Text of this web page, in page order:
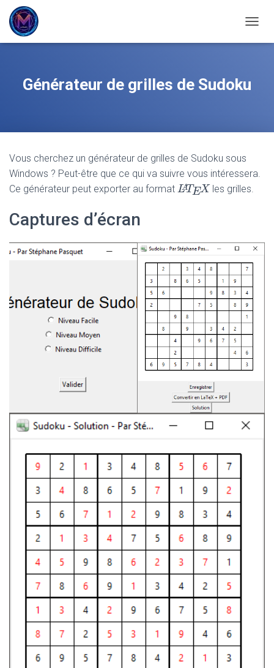
Générateur de grilles de Sudoku
Vous cherchez un générateur de grilles de Sudoku sous
Windows ? Peut-être que ce qui va suivre vous intéressera.
Ce générateur peut exporter au format LATEX
LATEXles grilles.
Captures d’écran